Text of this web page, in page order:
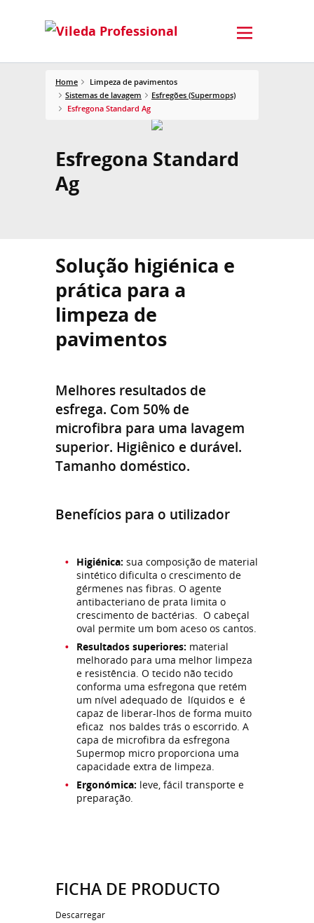
Home
Limpeza de pavimentos
Sistemas de lavagem
Esfregões (Supermops)
Esfregona Standard Ag
Esfregona Standard
Ag
Solução higiénica e
prática para a
limpeza de
pavimentos
Melhores resultados de
esfrega. Com 50% de
microfibra para uma lavagem
superior. Higiênico e durável.
Tamanho doméstico.
Benefícios para o utilizador
Higiénica: sua composição de material
sintético dificulta o crescimento de
gérmenes nas fibras. O agente
antibacteriano de prata limita o
crescimento de bactérias. O cabeçal
oval permite um bom aceso os cantos.
Resultados superiores: material
melhorado para uma melhor limpeza
e resistência. O tecido não tecido
conforma uma esfregona que retém
um nível adequado de líquidos e é
capaz de liberar-lhos de forma muito
eficaz nos baldes trás o escorrido. A
capa de microfibra da esfregona
Supermop micro proporciona uma
capacidade extra de limpeza.
Ergonómica: leve, fácil transporte e
preparação.
FICHA DE PRODUCTO
Descarregar